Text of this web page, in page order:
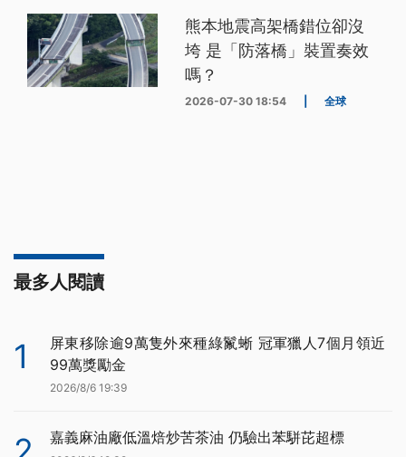
熊本地震高架橋錯位卻沒
垮 是「防落橋」裝置奏效
嗎？
2026-07-30 18:54 全球
最多人閱讀
1
屏東移除逾9萬隻外來種綠鬣蜥 冠軍獵人7個月領近
99萬獎勵金
2026/8/6 19:39
嘉義麻油廠低溫焙炒苦茶油 仍驗出苯駢芘超標